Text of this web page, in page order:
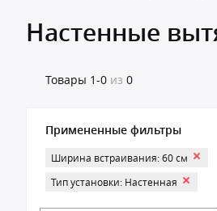
Настенные
Товары 1-0 из 0
Примененные фильтры
Ширина встраивания: 60 см
Тип установки: Настенная